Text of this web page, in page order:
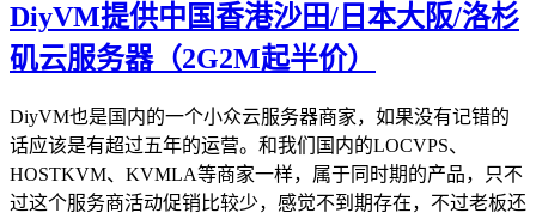
DiyVM提供中国香港沙田/日本大阪/洛杉
矶云服务器（2G2M起半价）
DiyVM也是国内的一个小众云服务器商家，如果没有记错的
话应该是有超过五年的运营。和我们国内的LOCVPS、
HOSTKVM、KVMLA等商家一样，属于同时期的产品，只不
过这个服务商活动促销比较少，感觉不到期存在，不过老板还